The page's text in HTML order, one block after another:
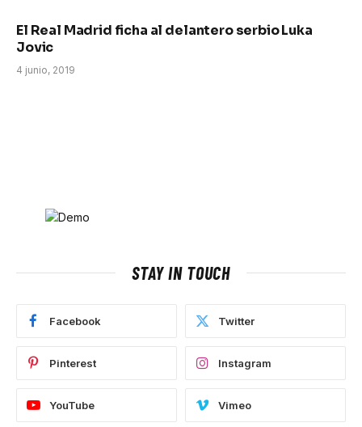
El Real Madrid ficha al delantero serbio Luka
Jovic
4 junio, 2019
STAY IN TOUCH
Facebook Twitter
Pinterest Instagram
YouTube Vimeo